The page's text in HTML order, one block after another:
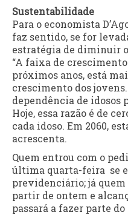
Sustentabilidade
Para o economista
faz sentido, se for
estratégia de diminuir
“A faixa de
próximos anos, está
crescimento dos
dependência de
Hoje, essa razão é de
cada idoso. Em 2060,
acrescenta.
Quem entrou com o
última quarta-feira se
previdenciário; já
partir de ontem e
passará a fazer parte